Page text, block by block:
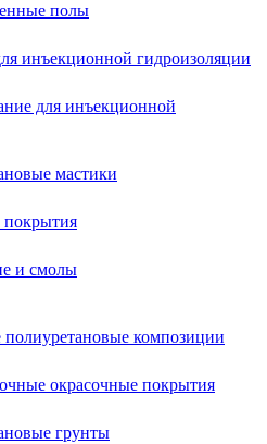
полы
инъекционной гидроизоляции
для инъекционной
мастики
и смолы
композиции
окрасочные покрытия
грунты